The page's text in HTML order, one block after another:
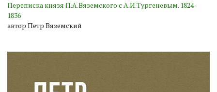
Переписка князя П.А.Вяземского с А.И.Тургеневым. 1824-
1836
автор Петр Вяземский